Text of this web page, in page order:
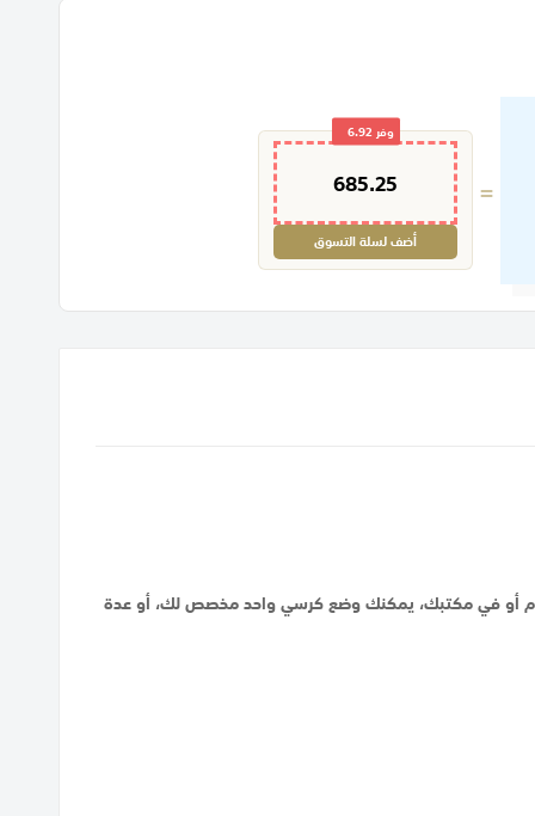
=
وفر6.92
685.25
أضف لسلة التسوق
النوم أو في مكتبك، يمكنك وضع كرسي واحد مخصص لك، أو عدة